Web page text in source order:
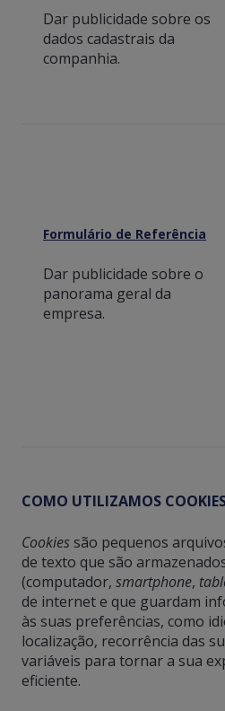
Dar publicidade sobre os
dados cadastrais da
companhia.
Formulário de Referência
Dar publicidade sobre o
panorama geral da
empresa.
COMO UTILIZAMOS
Cookiessão pequenos
de texto que são
(computador, smartphone,
de internet e que guardam
às suas preferências, como
localização, recorrência das
variáveis para tornar a sua
eficiente.